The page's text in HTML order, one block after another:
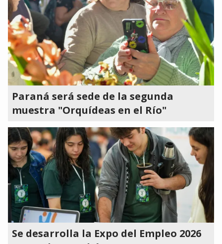
Paraná será sede de la segunda
muestra "Orquídeas en el Río"
Se desarrolla la Expo del Empleo 2026